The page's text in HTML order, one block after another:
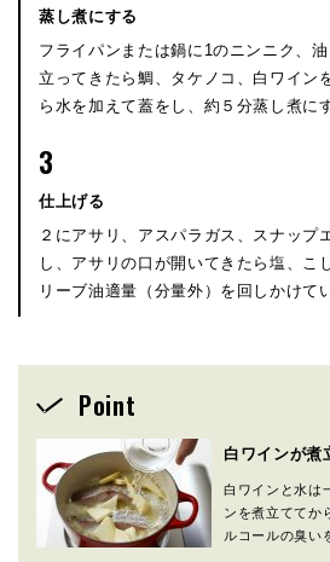
蒸し煮にする
フライパンまたは鍋に1のニンニク、
立ってきたら鯛、タケノコ、白ワイン
ら水を加えて蓋をし、約５分蒸し煮に
3
仕上げる
２にアサリ、アスパラガス、スナップ
し、アサリの口が開いてきたら塩、こ
リーブ油適量（分量外）を回しかけて
Point
白ワインが煮
白ワインと水は
ンを煮立ててか
ルコールの臭い